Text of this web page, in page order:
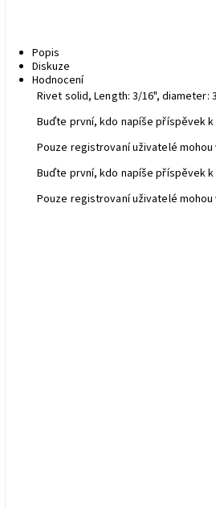
Popis
Diskuze
Hodnocení
Rivet solid,Length: 3/16", diameter:
Buďte první, kdo napíše příspěvek
Pouze registrovaní uživatelé
Buďte první, kdo napíše příspěvek
Pouze registrovaní uživatelé